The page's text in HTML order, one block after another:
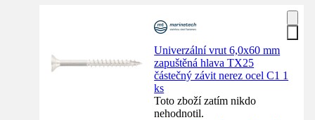
Univerzální vrut 6,0x60 mm
zapuštěná hlava TX25
částečný závit nerez ocel C1 1
ks
Toto zboží zatím nikdo
nehodnotil.